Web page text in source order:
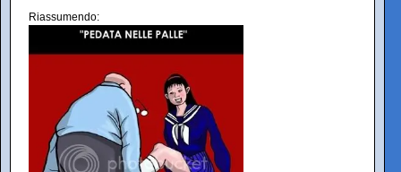
Riassumendo: